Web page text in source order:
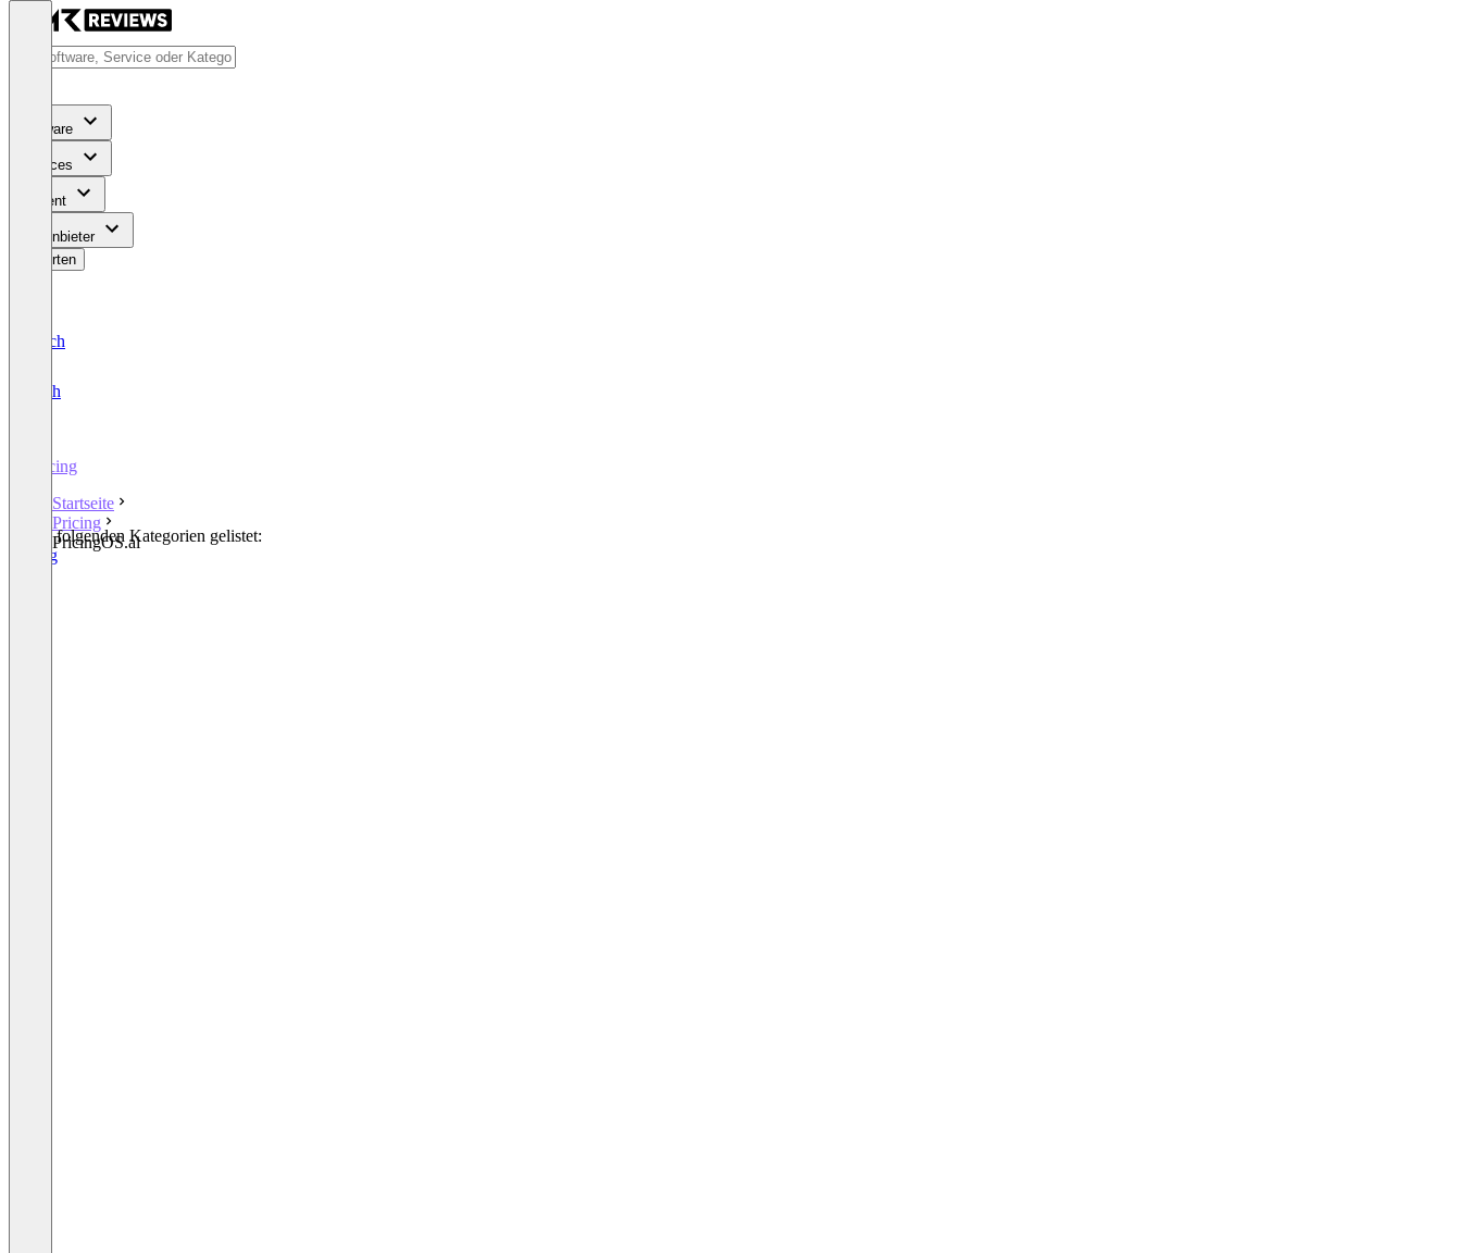
Software
Services
Content
Für Anbieter
Bewerten
Deutsch
English
Pricing
Startseite
Pricing
PricingOS.ai
In den folgenden Kategorien gelistet:
Pricing